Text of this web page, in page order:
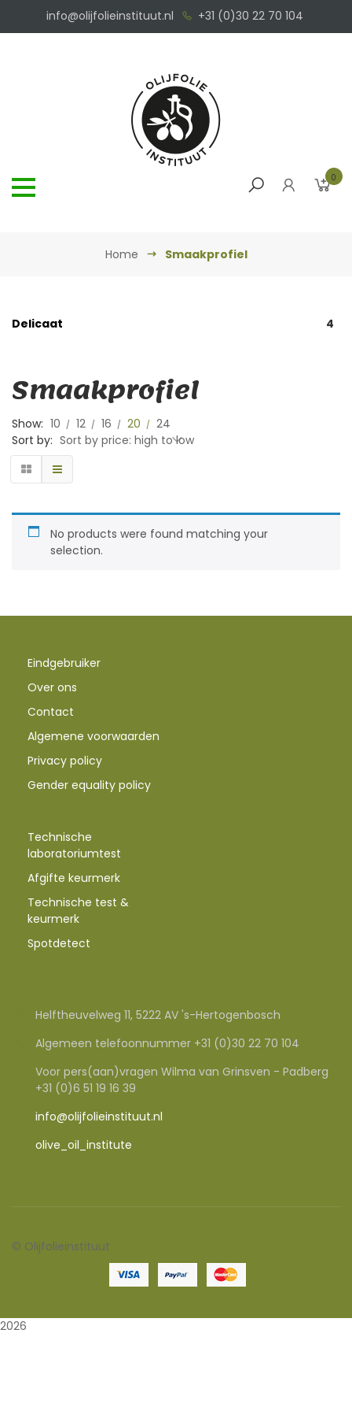
info@olijfolieinstituut.nl +31 (0)30 22 70 104
0
Home Smaakprofiel
Delicaat 4
Smaakprofiel
Show: 10 12 16 20
24
Sort by: Sort by price: high to low
No products were found matching your
selection.
Eindgebruiker
Over ons
Contact
Algemene voorwaarden
Privacy policy
Gender equality policy
Technische
laboratoriumtest
Afgifte keurmerk
Technische test &
keurmerk
Spotdetect
Helftheuvelweg 11, 5222 AV 's-Hertogenbosch
Algemeen telefoonnummer +31 (0)30 22 70 104
Voor pers(aan)vragen Wilma van Grinsven - Padberg
+31 (0)6 51 19 16 39
info@olijfolieinstituut.nl
olive_oil_institute
© Olijfolieinstituut
2026